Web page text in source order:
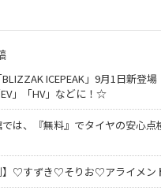
ICEPEAK」9月1日新登場
EV」「HV」などに！☆
は、『無料』でタイヤの安心点
】♡すずき♡そりお♡アライメ